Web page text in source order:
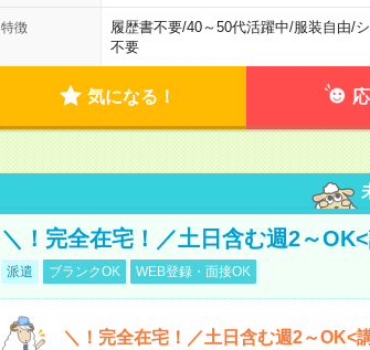
特徴 履歴書不要/40～50代活躍中/服装自由/
不要
気になる！
＼！完全在宅！／土日含む週2～
派遣 ブランクOK WEB登録・面接OK
＼！完全在宅！／土日含む週2～OK<